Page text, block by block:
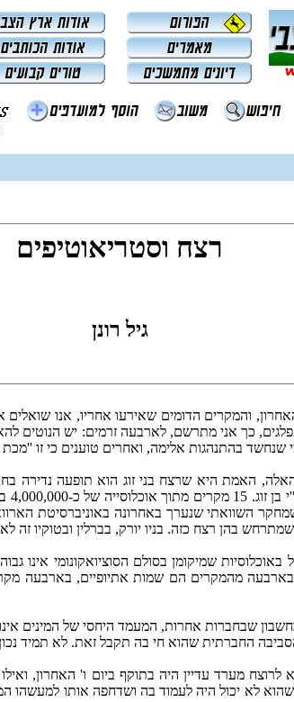
רצח וסטריאוטיפים
גיל רונן
והמקרים הדומים שאירעו אחריו, אנו
כך אני מתרשם, לארבעה זרמים: יש
בהתנהגות אלימה, ואחרים טוענים כי זו ''מכת
האמת היא שרצח בני זוג הוא תופעה נדירה
בהן רצח כזה. בניו יורק, בברלין ובטוקיו זה
גבוה. בשנת 2001, למשל, עשרה מתוך 15 מקרים של רצח אשה ע''י בן זוג
מהמקרים הם שמות אתיופיים, בארבעה
שבחברות אחרות, המעמד היחסי של המינים אינו
החברתית שהוא חי בה תקבל זאת. לא תמיד
מערד עדיין היה בתוקף ביום ו' האחרון,
לא יכול היה לעמוד בה ושדחפה אותו למעשהו